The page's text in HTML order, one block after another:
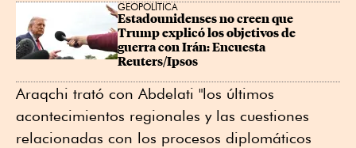
GEOPOLÍTICA
Estadounidenses no creen que
Trump explicó los objetivos de
guerra con Irán: Encuesta
Reuters/Ipsos
Araqchi trató con Abdelati "los últimos
acontecimientos regionales y las cuestiones
relacionadas con los procesos diplomáticos